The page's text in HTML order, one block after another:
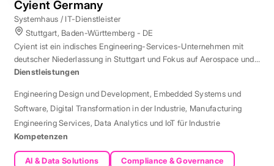
Cyient Germany
Systemhaus / IT-Dienstleister
Stuttgart, Baden-Württemberg - DE
Cyient ist ein indisches Engineering-Services-Unternehmen mit
deutscher Niederlassung in Stuttgart und Fokus auf Aerospace und
Automotive.
Dienstleistungen
Engineering Design und Development, Embedded Systems und
Software, Digital Transformation in der Industrie, Manufacturing
Engineering Services, Data Analytics und IoT für Industrie
Kompetenzen
AI & Data Solutions
Compliance & Governance